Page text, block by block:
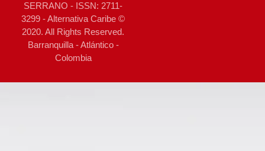
SERRANO - ISSN: 2711-
3299 - Alternativa Caribe ©
2020. All Rights Reserved.
Barranquilla - Atlántico -
Colombia